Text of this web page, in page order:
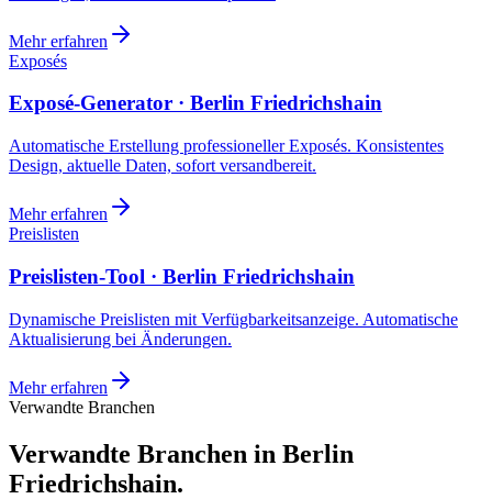
Mehr erfahren
Exposés
Exposé-Generator · Berlin Friedrichshain
Automatische Erstellung professioneller Exposés. Konsistentes
Design, aktuelle Daten, sofort versandbereit.
Mehr erfahren
Preislisten
Preislisten-Tool · Berlin Friedrichshain
Dynamische Preislisten mit Verfügbarkeitsanzeige. Automatische
Aktualisierung bei Änderungen.
Mehr erfahren
Verwandte Branchen
Verwandte Branchen in Berlin
Friedrichshain.